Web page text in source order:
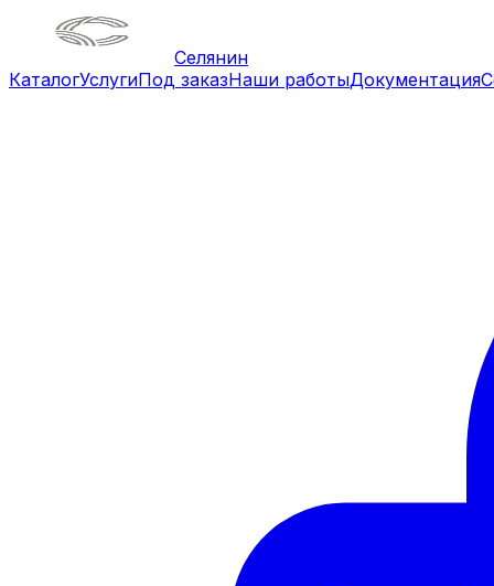
Селянин
КаталогУслугиПод заказНаши работыДокументация